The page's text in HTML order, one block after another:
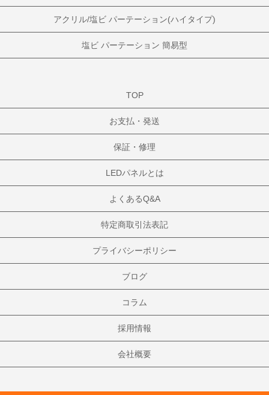
アクリル/塩ビ パーテーション(ハイタイプ)
塩ビ パーテーション 簡易型
TOP
お支払・発送
保証・修理
LEDパネルとは
よくあるQ&A
特定商取引法表記
プライバシーポリシー
ブログ
コラム
採用情報
会社概要